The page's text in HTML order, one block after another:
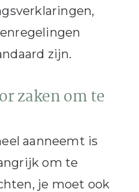
zijn.
zaken om te
aanneemt is
om te
je moet ook